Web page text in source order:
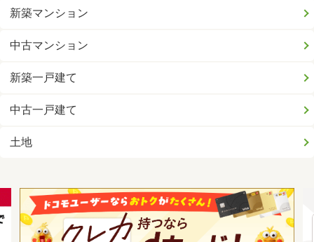
新築マンション
中古マンション
新築一戸建て
中古一戸建て
土地